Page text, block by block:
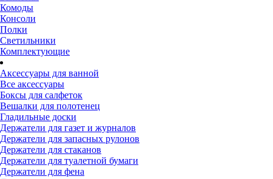
Комоды
Консоли
Полки
Светильники
Комплектующие
Аксессуары для ванной
Все аксессуары
Боксы для салфеток
Вешалки для полотенец
Гладильные доски
Держатели для газет и журналов
Держатели для запасных рулонов
Держатели для стаканов
Держатели для туалетной бумаги
Держатели для фена